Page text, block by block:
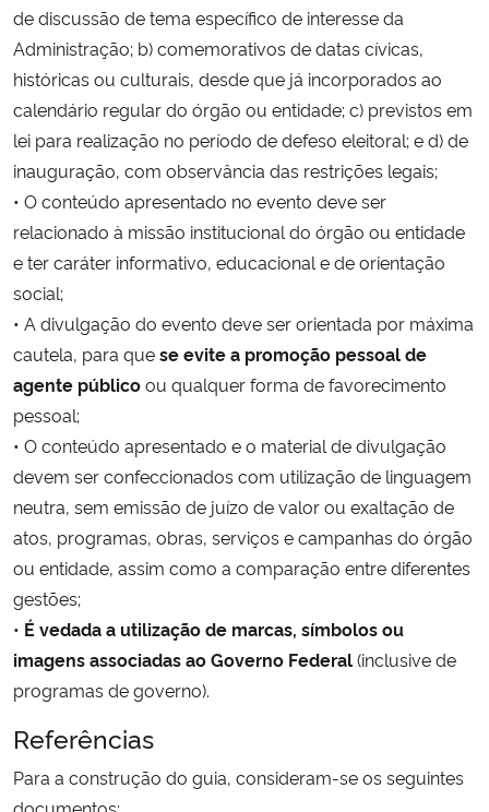
de discussão de tema específico de interesse da
Administração; b) comemorativos de datas cívicas,
históricas ou culturais, desde que já incorporados ao
calendário regular do órgão ou entidade; c) previstos em
lei para realização no período de defeso eleitoral; e d) de
inauguração, com observância das restrições legais;
• O conteúdo apresentado no evento deve ser
relacionado à missão institucional do órgão ou entidade
e ter caráter informativo, educacional e de orientação
social;
• A divulgação do evento deve ser orientada por máxima
cautela, para quese evite a promoção pessoal de
agente públicoou qualquer forma de favorecimento
pessoal;
• O conteúdo apresentado e o material de divulgação
devem ser confeccionados com utilização de linguagem
neutra, sem emissão de juízo de valor ou exaltação de
atos, programas, obras, serviços e campanhas do órgão
ou entidade, assim como a comparação entre diferentes
gestões;
• É vedada a utilização de marcas, símbolos ou
imagens associadas ao Governo Federal(inclusive de
programas de governo).
Referências
Para a construção do guia, consideram-se os seguintes
documentos: